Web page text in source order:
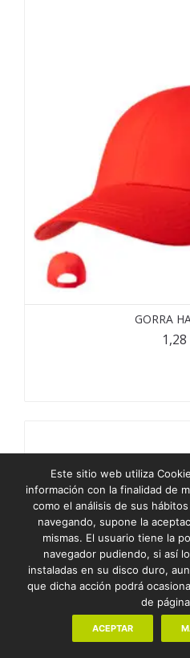
GORRA
1,28
Este sitio web utiliza
información con la finalidad de
como el análisis de sus
navegando, supone la
mismas. El usuario tiene la
navegador pudiendo, si así
instaladas en su disco duro,
que dicha acción podrá
de
ACEPTAR